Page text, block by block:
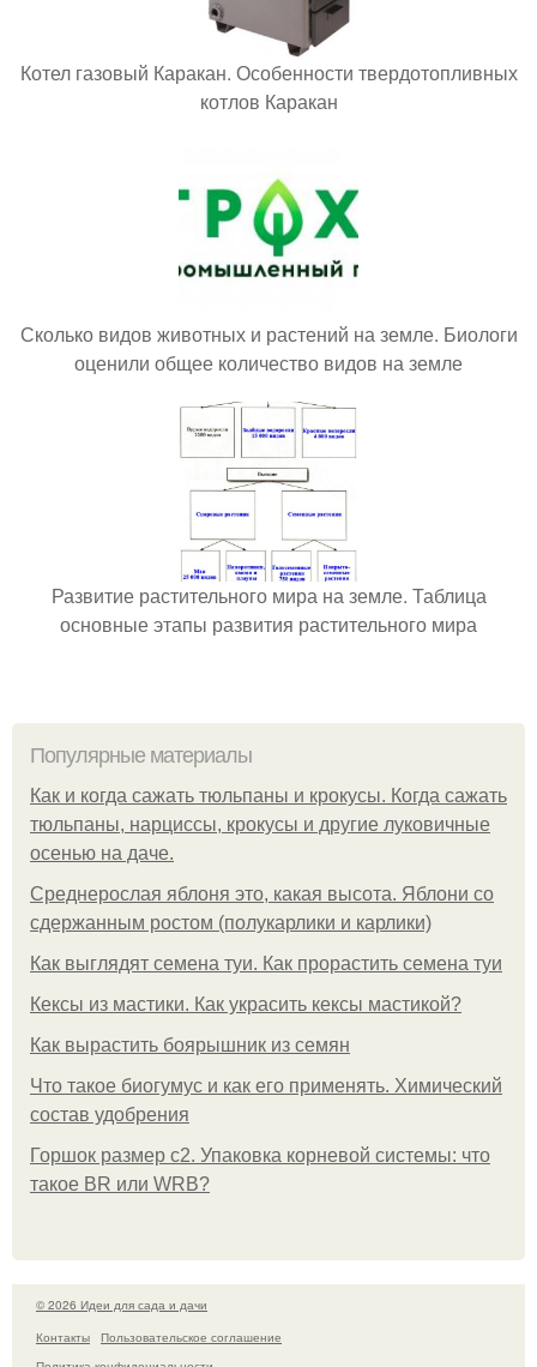
Котел газовый Каракан. Особенности твердотопливных
котлов Каракан
Сколько видов животных и растений на земле. Биологи
оценили общее количество видов на земле
Развитие растительного мира на земле. Таблица
основные этапы развития растительного мира
Популярные материалы
Как и когда сажать тюльпаны и крокусы. Когда сажать
тюльпаны, нарциссы, крокусы и другие луковичные
осенью на даче.
Среднерослая яблоня это, какая высота. Яблони со
сдержанным ростом (полукарлики и карлики)
Как выглядят семена туи. Как прорастить семена туи
Кексы из мастики. Как украсить кексы мастикой?
Как вырастить боярышник из семян
Что такое биогумус и как его применять. Химический
состав удобрения
Горшок размер с2. Упаковка корневой системы: что
такое BR или WRB?
© 2026 Идеи для сада и дачи
Контакты
Пользовательское соглашение